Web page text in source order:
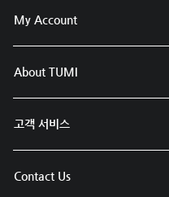
My Account
About TUMI
고객 서비스
Contact Us